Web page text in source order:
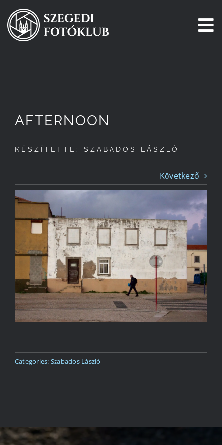
Kihagyás
Pályázatok
Tagjaink
Csatlakozz!
Történetünk
Kapcsolat
AFTERNOON
KÉSZÍTETTE: SZABADOS LÁSZLÓ
Következő
Categories: Szabados László